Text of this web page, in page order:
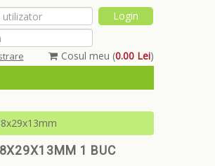
Cosul meu (0.00 Lei)
1 BUC